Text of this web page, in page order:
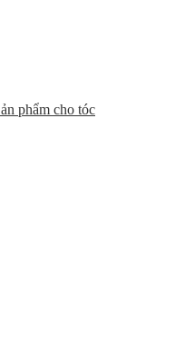
phẩm cho tóc